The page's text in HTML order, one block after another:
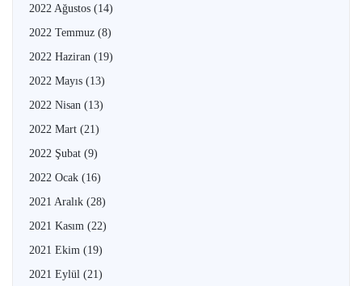
2022 Ağustos (14)
2022 Temmuz (8)
2022 Haziran (19)
2022 Mayıs (13)
2022 Nisan (13)
2022 Mart (21)
2022 Şubat (9)
2022 Ocak (16)
2021 Aralık (28)
2021 Kasım (22)
2021 Ekim (19)
2021 Eylül (21)